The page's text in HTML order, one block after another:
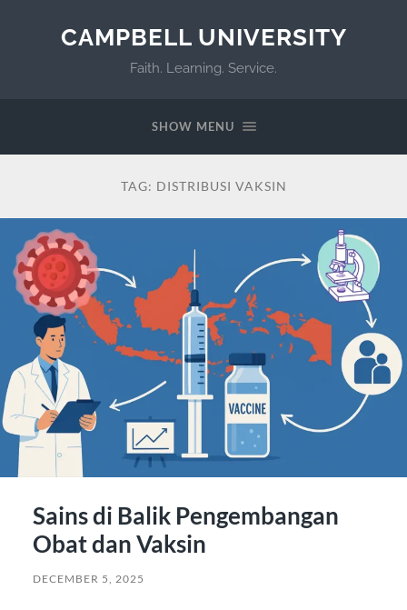
CAMPBELL UNIVERSITY
Faith. Learning. Service.
SHOW MENU
TAG: DISTRIBUSI VAKSIN
Sains di Balik Pengembangan
Obat dan Vaksin
DECEMBER 5, 2025